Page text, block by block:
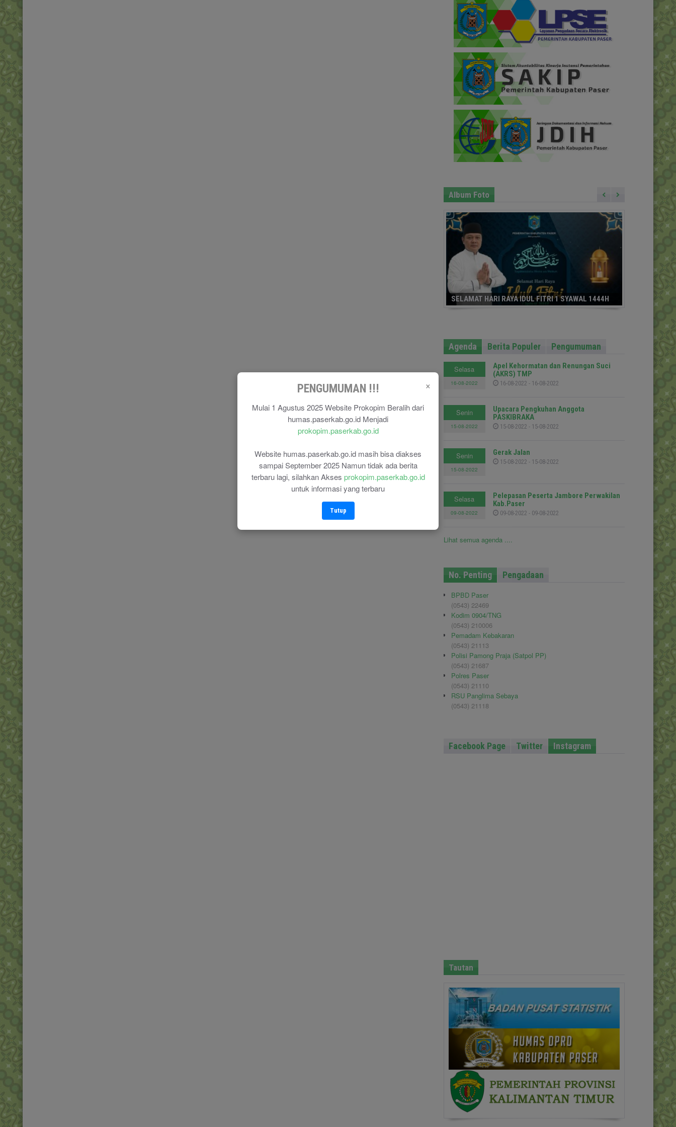
×
PENGUMUMAN !!!
Mulai 1 Agustus 2025 Website Prokopim Beralih dari
humas.paserkab.go.id Menjadi
prokopim.paserkab.go.id
Website humas.paserkab.go.id masih bisa diakses
sampai September 2025 Namun tidak ada berita
terbaru lagi, silahkan Akses prokopim.paserkab.go.id
untuk informasi yang terbaru
Tutup
Album Foto
SELAMAT HARI RAYA IDUL FITRI 1 SYAWAL 1444H
Agenda Berita Populer Pengumuman
Selasa
16-08-2022
Apel Kehormatan dan Renungan Suci
(AKRS) TMP
16-08-2022 - 16-08-2022
Senin
15-08-2022
Upacara Pengkuhan Anggota
PASKIBRAKA
15-08-2022 - 15-08-2022
Senin
15-08-2022
Gerak Jalan
15-08-2022 - 15-08-2022
Selasa
09-08-2022
Pelepasan Peserta Jambore Perwakilan
Kab.Paser
09-08-2022 - 09-08-2022
Lihat semua agenda ....
No. Penting Pengadaan
BPBD Paser
(0543) 22469
Kodim 0904/TNG
(0543) 210006
Pemadam Kebakaran
(0543) 21113
Polisi Pamong Praja (Satpol PP)
(0543) 21687
Polres Paser
(0543) 21110
RSU Panglima Sebaya
(0543) 21118
Facebook Page Twitter Instagram
Tautan